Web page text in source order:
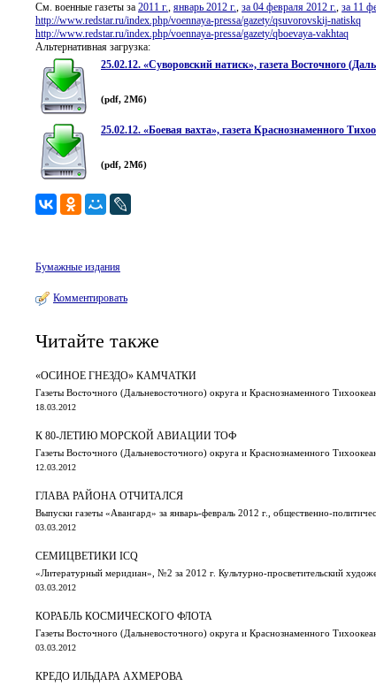
См. военные газеты за 2011 г., январь 2012 г., за 04 февраля 2012 г., за 11
http://www.redstar.ru/index.php/voennaya-pressa/gazety/qsuvorovskij-natiskq
http://www.redstar.ru/index.php/voennaya-pressa/gazety/qboevaya-vakhtaq
Альтернативная загрузка:
25.02.12. «Суворовский натиск», газета Восточного
(pdf, 2Мб)
25.02.12. «Боевая вахта», газета Краснознаменного
(pdf, 2Мб)
Бумажные издания
Комментировать
Читайте также
«ОСИНОЕ ГНЕЗДО» КАМЧАТКИ
Газеты Восточного (Дальневосточного) округа и Краснознаменного
18.03.2012
К 80-ЛЕТИЮ МОРСКОЙ АВИАЦИИ ТОФ
Газеты Восточного (Дальневосточного) округа и Краснознаменного
12.03.2012
ГЛАВА РАЙОНА ОТЧИТАЛСЯ
Выпуски газеты «Авангард» за январь-февраль 2012 г., общественно-
03.03.2012
СЕМИЦВЕТИКИ ICQ
«Литературный меридиан», №2 за 2012 г. Культурно-просветительский
03.03.2012
КОРАБЛЬ КОСМИЧЕСКОГО ФЛОТА
Газеты Восточного (Дальневосточного) округа и Краснознаменного
03.03.2012
КРЕДО ИЛЬДАРА АХМЕРОВА